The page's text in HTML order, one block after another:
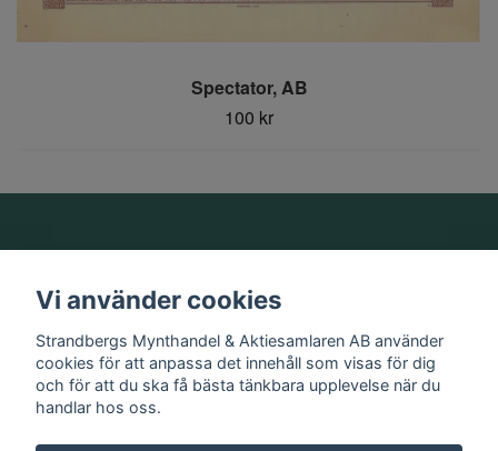
Spectator, AB
100 kr
Information
Sociala medier
Vi använder cookies
Strandbergs Mynthandel & Aktiesamlaren AB använder
cookies för att anpassa det innehåll som visas för dig
och för att du ska få bästa tänkbara upplevelse när du
handlar hos oss.